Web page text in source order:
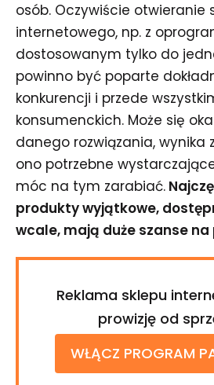
osób. Oczywiście otwieranie
internetowego, np. z
dostosowanym tylko do
powinno być poparte
konkurencji i przede
konsumenckich. Może się
danego rozwiązania, wynika
ono potrzebne
móc na tym zarabiać.
produkty wyjątkowe,
wcale, mają duże szanse na
Reklama sklepu
prowizję od
WŁĄCZ PROGRAM